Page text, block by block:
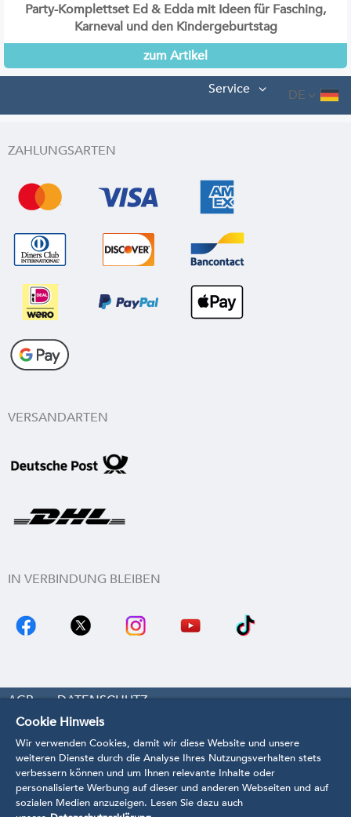
Party-Komplettset Ed & Edda mit Ideen für Fasching,
Karneval und den Kindergeburtstag
zum Artikel
DE
Service
ZAHLUNGSARTEN
VERSANDARTEN
IN VERBINDUNG BLEIBEN
AGB
DATENSCHUTZ
COOKIE-EINSTELLUNGEN
IMPRESSUM
KONTAKT
BARRIEREFREIHEIT
VERTRAG WIDERRUFEN
Cookie Hinweis
Wir verwenden Cookies, damit wir diese Website und unsere
weiteren Dienste durch die Analyse Ihres Nutzungsverhalten stets
verbessern können und um Ihnen relevante Inhalte oder
personalisierte Werbung auf dieser und anderen Webseiten und auf
sozialen Medien anzuzeigen. Lesen Sie dazu auch